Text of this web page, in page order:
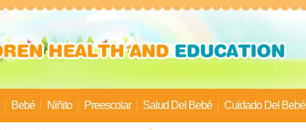
Bebé Niñito Preescolar Salud Del Bebé Cuidado Del Bebé